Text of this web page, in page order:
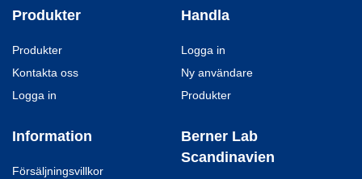
Produkter
Produkter
Kontakta oss
Logga in
Handla
Logga in
Ny användare
Produkter
Information
Försäljningsvillkor
Berner Lab
Scandinavien